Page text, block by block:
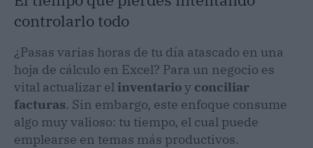
controlarlo todo
¿Pasas varias horas de tu día atascado en una
hoja de cálculo en Excel? Para un negocio es
vital actualizar el inventarioy conciliar
facturas. Sin embargo, este enfoque consume
algo muy valioso: tu tiempo, el cual puede
emplearse en temas más productivos.